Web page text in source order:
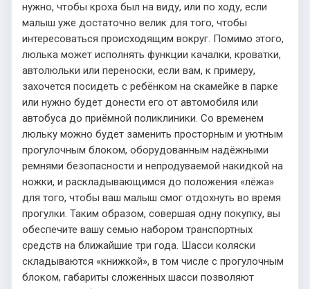
нужно, чтобы кроха был на виду, или по ходу, если
малыш уже достаточно велик для того, чтобы
интересоваться происходящим вокруг. Помимо этого,
люлька может исполнять функции качалки, кроватки,
автолюльки или переноски, если вам, к примеру,
захочется посидеть с ребёнком на скамейке в парке
или нужно будет донести его от автомобиля или
автобуса до приёмной поликлиники. Со временем
люльку можно будет заменить просторным и уютным
прогулочным блоком, оборудованным надёжными
ремнями безопасности и непродуваемой накидкой на
ножки, и раскладывающимся до положения «лёжа»
для того, чтобы ваш малыш смог отдохнуть во время
прогулки. Таким образом, совершая одну покупку, вы
обеспечите вашу семью набором транспортных
средств на ближайшие три года. Шасси коляски
складываются «книжкой», в том числе с прогулочным
блоком, габариты сложенных шасси позволяют